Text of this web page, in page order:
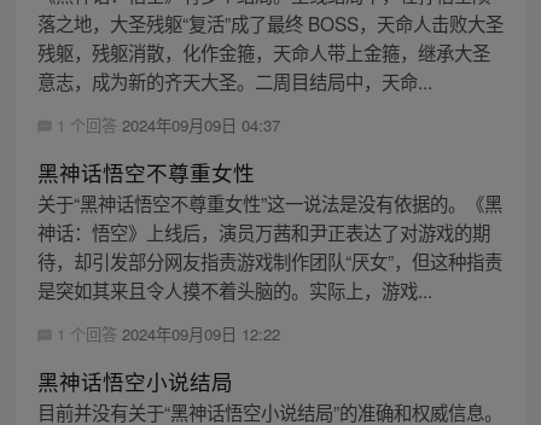
落之地，大圣残躯“复活”成了最终 BOSS，天命人击败大圣
残躯，残躯消散，化作金箍，天命人带上金箍，继承大圣
意志，成为新的齐天大圣。二周目结局中，天命...
1 个回答 2024年09月09日 04:37
黑神话悟空不尊重女性
关于“黑神话悟空不尊重女性”这一说法是没有依据的。《黑
神话：悟空》上线后，演员万茜和尹正表达了对游戏的期
待，却引发部分网友指责游戏制作团队“厌女”，但这种指责
是突如其来且令人摸不着头脑的。实际上，游戏...
1 个回答 2024年09月09日 12:22
黑神话悟空小说结局
目前并没有关于“黑神话悟空小说结局”的准确和权威信息。